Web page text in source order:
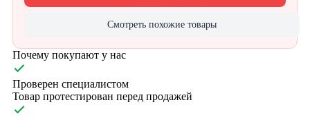
Смотреть похожие товары
Почему покупают у нас
Проверен специалистом
Товар протестирован перед продажей